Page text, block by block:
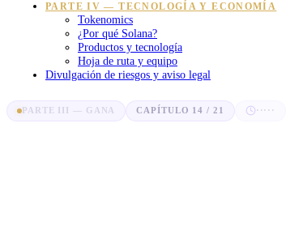
PARTE IV — TECNOLOGÍA Y ECONOMÍA
Tokenomics
¿Por qué Solana?
Productos y tecnología
Hoja de ruta y equipo
Divulgación de riesgos y aviso legal
PARTE III — GANA CAPÍTULO 14 / 21 ·····